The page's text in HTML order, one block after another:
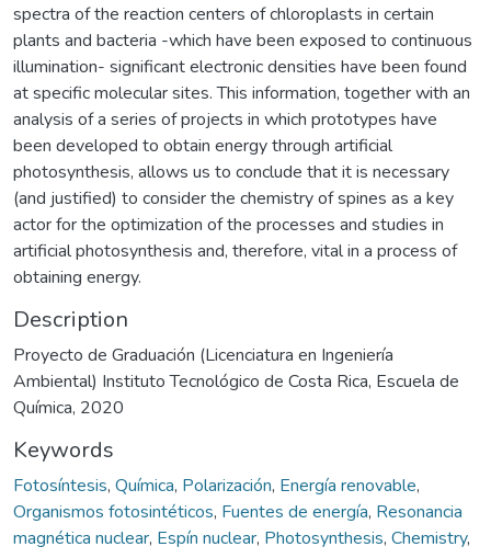
spectra of the reaction centers of chloroplasts in certain
plants and bacteria -which have been exposed to continuous
illumination- significant electronic densities have been found
at specific molecular sites. This information, together with an
analysis of a series of projects in which prototypes have
been developed to obtain energy through artificial
photosynthesis, allows us to conclude that it is necessary
(and justified) to consider the chemistry of spines as a key
actor for the optimization of the processes and studies in
artificial photosynthesis and, therefore, vital in a process of
obtaining energy.
Description
Proyecto de Graduación (Licenciatura en Ingeniería
Ambiental) Instituto Tecnológico de Costa Rica, Escuela de
Química, 2020
Keywords
Fotosíntesis, Química, Polarización, Energía renovable,
Organismos fotosintéticos, Fuentes de energía, Resonancia
magnética nuclear, Espín nuclear, Photosynthesis, Chemistry,